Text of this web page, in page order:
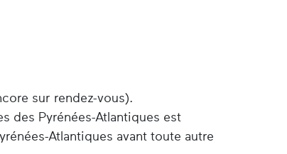
sur rendez-vous).
des Pyrénées-Atlantiques est
Atlantiques avant toute autre